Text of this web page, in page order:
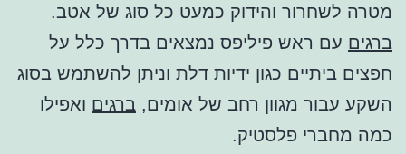
מטרה לשחרור והידוק כמעט כל סוג של אטב.
ברגים עם ראש פיליפס נמצאים בדרך כלל על
חפצים ביתיים כגון ידיות דלת וניתן להשתמש בסוג
השקע עבור מגוון רחב של אומים, ברגים ואפילו
כמה מחברי פלסטיק.